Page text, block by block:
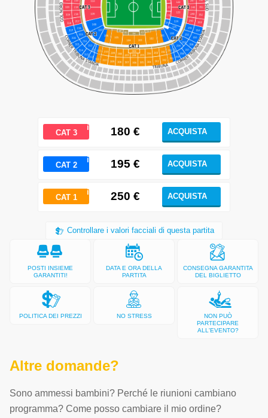
ℹ
CAT 3 180 € ACQUISTA
ℹ
CAT 2 195 € ACQUISTA
ℹ
CAT 1 250 € ACQUISTA
Controllare i valori facciali di questa partita
POSTI INSIEME
GARANTITI!
DATA E ORA DELLA
PARTITA
CONSEGNA GARANTITA
DEL BIGLIETTO
POLITICA DEI PREZZI NO STRESS
NON PUÒ
PARTECIPARE
ALL'EVENTO?
Altre domande?
Sono ammessi bambini? Perché le riunioni cambiano
programma? Come posso cambiare il mio ordine?